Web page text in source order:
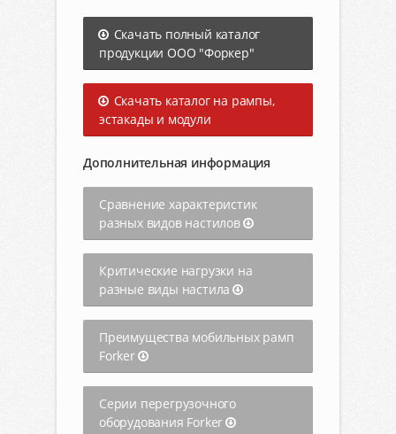
Скачать полный каталог
продукции ООО "Форкер"
Скачать каталог на рампы,
эстакады и модули
Дополнительная информация
Сравнение характеристик
разных видов настилов
Критические нагрузки на
разные виды настила
Преимущества мобильных рамп
Forker
Серии перегрузочного
оборудования Forker